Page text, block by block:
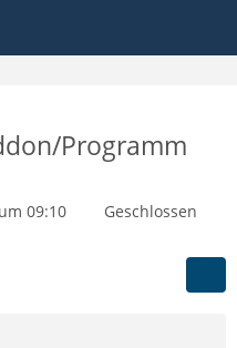
Programm
09:10
Geschlossen